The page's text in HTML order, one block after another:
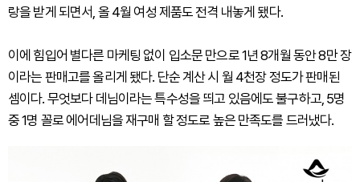
랑을 받게 되면서, 올 4월 여성 제품도 전격 내놓게 됐다.
이에 힘입어 별다른 마케팅 없이 입소문 만으로 1년 8개월 동안 8만 장
이라는 판매고를 올리게 됐다. 단순 계산 시 월 4천장 정도가 판매된
셈이다. 무엇보다 데님이라는 특수성을 띄고 있음에도 불구하고, 5명
중 1명 꼴로 에어데님을 재구매 할 정도로 높은 만족도를 드러냈다.